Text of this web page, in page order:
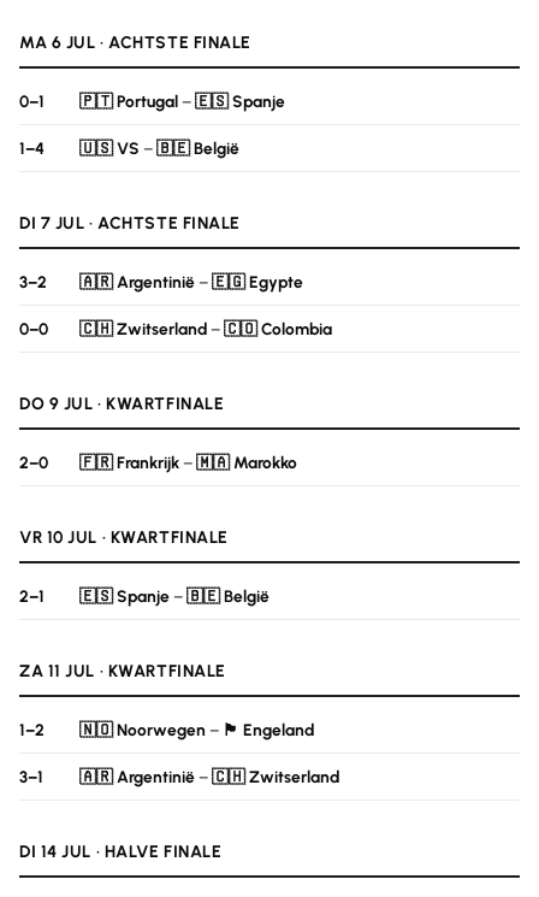
MA 6 JUL · ACHTSTE FINALE
0–1 🇵🇹 Portugal–🇪🇸 Spanje
1–4 🇺🇸 VS –🇧🇪 België
DI 7 JUL · ACHTSTE FINALE
3–2 🇦🇷 Argentinië–🇪🇬 Egypte
0–0 🇨🇭 Zwitserland–🇨🇴 Colombia
DO 9 JUL · KWARTFINALE
2–0 🇫🇷 Frankrijk–🇲🇦 Marokko
VR 10 JUL · KWARTFINALE
2–1 🇪🇸 Spanje–🇧🇪 België
ZA 11 JUL · KWARTFINALE
1–2 🇳🇴 Noorwegen – 🏴󠁧󠁢󠁥󠁮󠁧󠁿 Engeland
3–1 🇦🇷 Argentinië–🇨🇭 Zwitserland
DI 14 JUL · HALVE FINALE